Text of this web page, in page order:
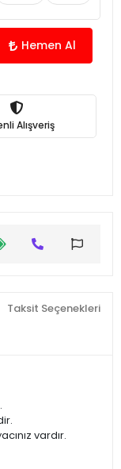
Hemen Al
Alışveriş
Taksit Seçenekleri
vardır.